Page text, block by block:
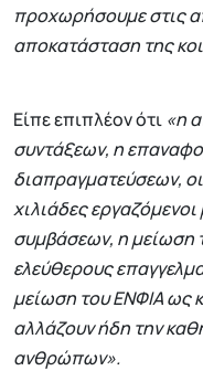
προχωρήσουμε στις
αποκατάσταση της
Είπε επιπλέον ότι «η
συντάξεων, η
διαπραγματεύσεων,
χιλιάδες
συμβάσεων, η μείωση
ελεύθερους
μείωση του ΕΝΦΙΑ ως
αλλάζουν ήδη την
ανθρώπων».